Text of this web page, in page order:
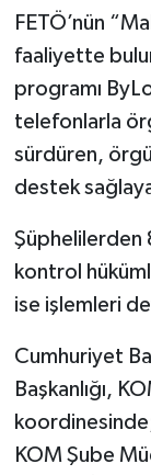
FETÖ’nün
faaliyette
programı
telefonlarla
sürdüren,
destek
Şüphelilerden
kontrol
ise işlemleri
Cumhuriyet
Başkanlığı,
KOM Şube